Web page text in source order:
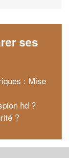
ses
: Mise
hd ?
?